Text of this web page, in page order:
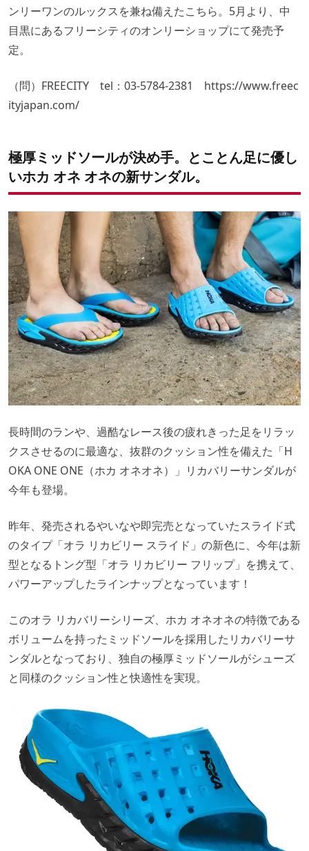
ンリーワンのルックスを兼ね備えたこちら。5月より、中
目黒にあるフリーシティのオンリーショップにて発売予
定。
（問）FREECITY tel：03-5784-2381 https://www.freec
ityjapan.com/
極厚ミッドソールが決め手。とことん足に優し
いホカ オネ オネの新サンダル。
長時間のランや、過酷なレース後の疲れきった足をリラッ
クスさせるのに最適な、抜群のクッション性を備えた「H
OKA ONE ONE（ホカ オネオネ）」リカバリーサンダルが
今年も登場。
昨年、発売されるやいなや即完売となっていたスライド式
のタイプ「オラ リカビリー スライド」の新色に、今年は新
型となるトング型「オラ リカビリー フリップ」を携えて、
パワーアップしたラインナップとなっています！
このオラ リカバリーシリーズ、ホカ オネオネの特徴である
ボリュームを持ったミッドソールを採用したリカバリーサ
ンダルとなっており、独自の極厚ミッドソールがシューズ
と同様のクッション性と快適性を実現。